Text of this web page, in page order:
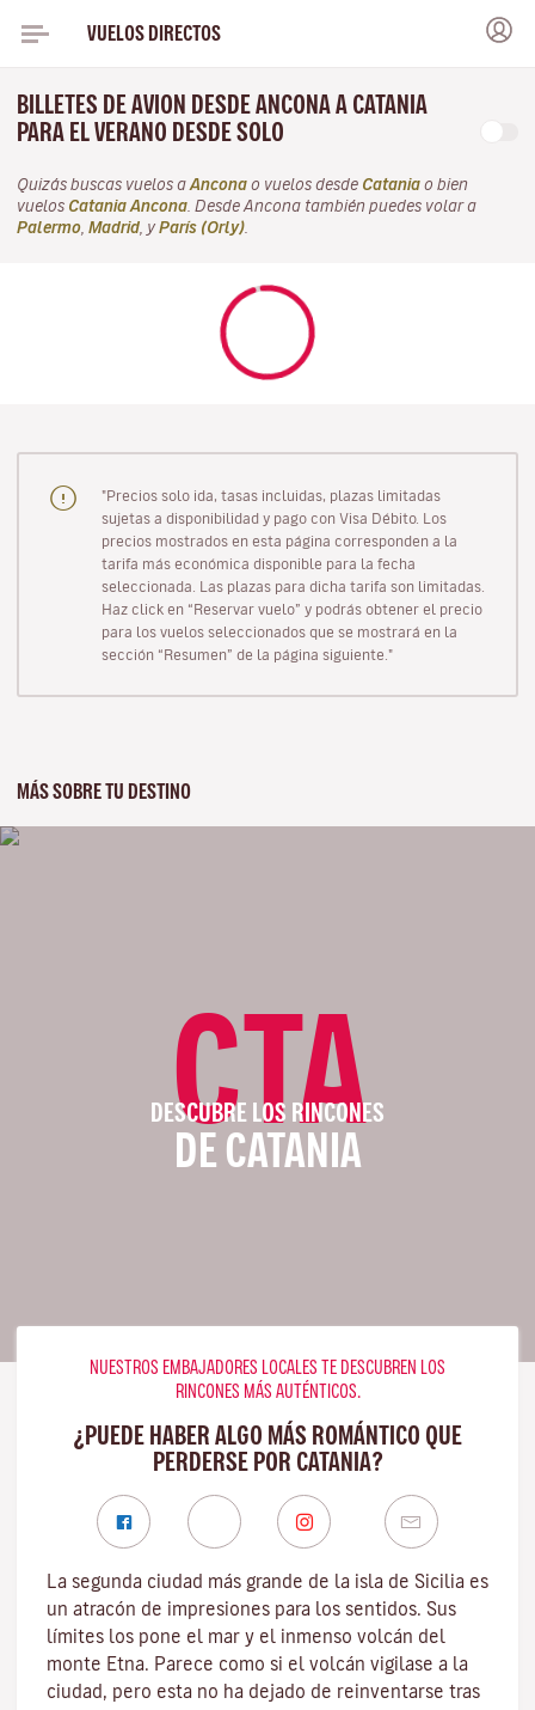
VUELOS DIRECTOS
BILLETES DE AVION DESDE ANCONA A CATANIA
PARA EL VERANO DESDE SOLO
Quizás buscas vuelos a Ancona o vuelos desde Catania o bien
vuelos Catania Ancona . Desde Ancona también puedes volar a
Palermo Madrid , y París (Orly)
"Precios solo ida, tasas incluidas, plazas limitadas
sujetas a disponibilidad y pago con Visa Débito. Los
precios mostrados en esta página corresponden a la
tarifa más económica disponible para la fecha
seleccionada. Las plazas para dicha tarifa son limitadas.
Haz click en “Reservar vuelo” y podrás obtener el precio
para los vuelos seleccionados que se mostrará en la
sección “Resumen” de la página siguiente."
MÁS SOBRE TU DESTINO
CTA
DESCUBRE LOS RINCONES
DE CATANIA
NUESTROS EMBAJADORES LOCALES TE DESCUBREN LOS
RINCONES MÁS AUTÉNTICOS.
¿PUEDE HABER ALGO MÁS ROMÁNTICO QUE
PERDERSE POR CATANIA?
La segunda ciudad más grande de la isla de Sicilia es
un atracón de impresiones para los sentidos. Sus
límites los pone el mar y el inmenso volcán del
monte Etna. Parece como si el volcán vigilase a la
ciudad, pero esta no ha dejado de reinventarse tras